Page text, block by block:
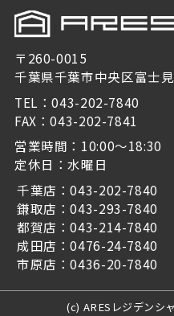
〒260-0015
千葉県千葉市中央区富士
TEL：043-202-7840
FAX：043-202-7841
営業時間：10:00～18:30
定休日：水曜日
千葉店：043-202-7840
鎌取店：043-293-7840
都賀店：043-214-7840
成田店：0476-24-7840
市原店：0436-20-7840
(c) ARESレジデンシ